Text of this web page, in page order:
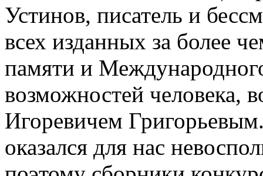
Устинов, писатель и
всех изданных за более
памяти и
возможностей человека,
Игоревичем
оказался для нас